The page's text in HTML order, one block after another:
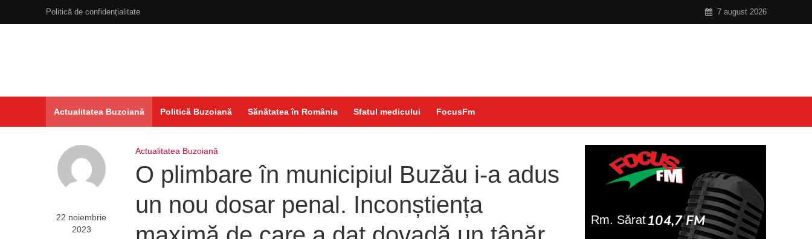
Politică de confidențialitate 7 august 2026
Actualitatea Buzoiană Politică Buzoiană Sănătatea în România Sfatul medicului FocusFm
22 noiembrie
2023
Actualitatea Buzoiană
O plimbare în municipiul Buzău i-a adus
un nou dosar penal. Inconștiența